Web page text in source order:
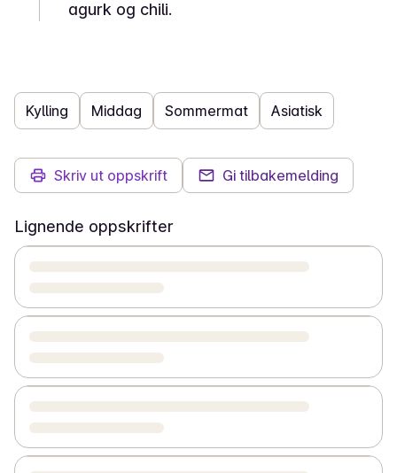
agurk og chili.
Kylling Middag Sommermat Asiatisk
Skriv ut oppskrift Gi tilbakemelding
Lignende oppskrifter